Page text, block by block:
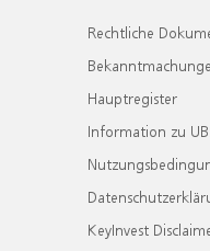
Rechtliche
Hauptregister
Information zu
KeyInvest